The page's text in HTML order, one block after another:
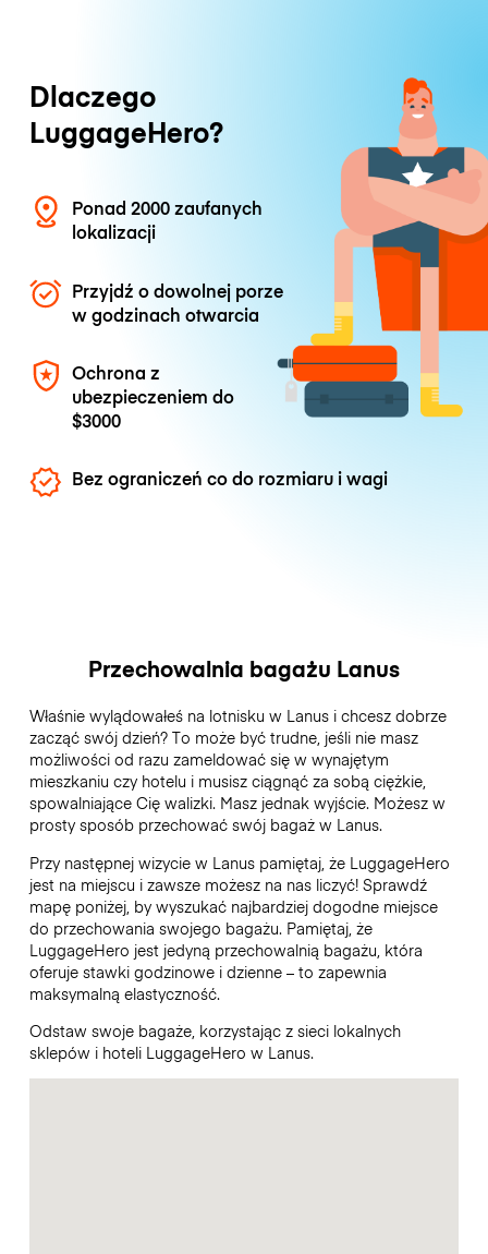
Dlaczego
LuggageHero?
Ponad 2000 zaufanych
lokalizacji
Przyjdź o dowolnej porze
w godzinach otwarcia
Ochrona z
ubezpieczeniem do
$3000
Bez ograniczeń co do rozmiaru i wagi
Przechowalnia bagażu Lanus
Właśnie wylądowałeś na lotnisku w Lanus i chcesz dobrze
zacząć swój dzień? To może być trudne, jeśli nie masz
możliwości od razu zameldować się w wynajętym
mieszkaniu czy hotelu i musisz ciągnąć za sobą ciężkie,
spowalniające Cię walizki. Masz jednak wyjście. Możesz w
prosty sposób przechować swój bagaż w Lanus.
Przy następnej wizycie w Lanus pamiętaj, że LuggageHero
jest na miejscu i zawsze możesz na nas liczyć! Sprawdź
mapę poniżej, by wyszukać najbardziej dogodne miejsce
do przechowania swojego bagażu. Pamiętaj, że
LuggageHero jest jedyną przechowalnią bagażu, która
oferuje stawki godzinowe i dzienne – to zapewnia
maksymalną elastyczność.
Odstaw swoje bagaże, korzystając z sieci lokalnych
sklepów i hoteli LuggageHero w Lanus.